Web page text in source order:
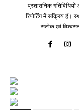
प्रशासनिक गतिविधियों
रिपोर्टिंग में सक्रिय हैं।
सटीक एवं